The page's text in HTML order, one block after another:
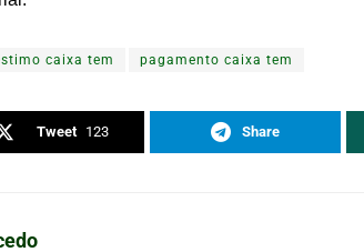
caixa tem pagamento caixa tem
Tweet 123 Share